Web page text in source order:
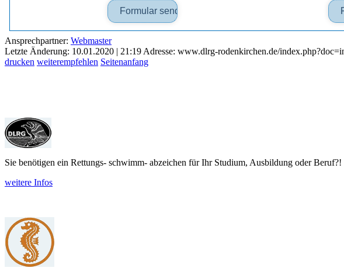
Ansprechpartner: Webmaster
Letzte Änderung: 10.01.2020 | 21:19 Adresse: www.dlrg-rodenkirchen.de/
drucken weiterempfehlen Seitenanfang
Sie benötigen ein Rettungs- schwimm- abzeichen für Ihr Studium, Aus­bildung oder Beruf?!
weitere Infos